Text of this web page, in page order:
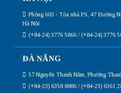
Phòng 603 - Tòa nhà FS, 47 Đường
Hà Nội
(+84-24) 3776 5866 / (+84-24) 3776
ĐÀ NẴNG
57 Nguyễn Thanh Năm, Phường
(+84-23) 6358 8886 / (+84-23) 6361